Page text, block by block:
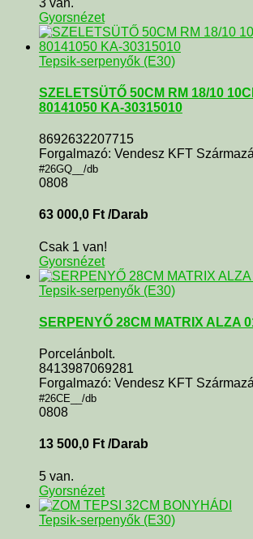
Gyorsnézet
Tepsik-serpenyők (E30)
SZELETSÜTŐ 50CM RM 18/10
80141050 KA-30315010
8692632207715
Forgalmazó: Vendesz KFT
#26GQ__/db
0808
63 000,0 Ft /Darab
Csak 1 van!
Gyorsnézet
Tepsik-serpenyők (E30)
SERPENYŐ 28CM MATRIX ALZA
Porcelánbolt.
8413987069281
Forgalmazó: Vendesz KFT
#26CE__/db
0808
13 500,0 Ft /Darab
5 van.
Gyorsnézet
Tepsik-serpenyők (E30)